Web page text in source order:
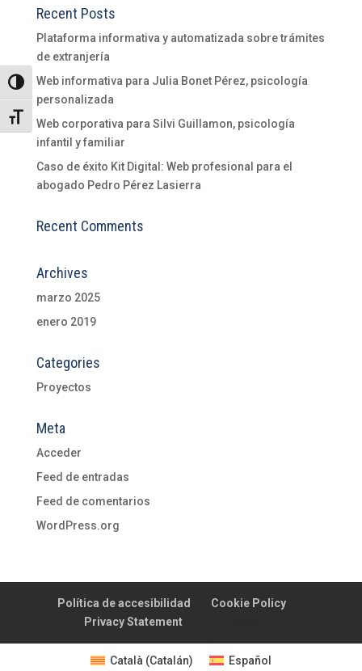
Alternar alto contraste
Alternar tamaño de letra
Recent Posts
Plataforma informativa y automatizada sobre trámites
de extranjería
Web informativa para Julia Bonet Pérez, psicología
personalizada
Web corporativa para Silvi Guillamon, psicología
infantil y familiar
Caso de éxito Kit Digital: Web profesional para el
abogado Pedro Pérez Lasierra
Recent Comments
Archives
marzo 2025
enero 2019
Categories
Proyectos
Meta
Acceder
Feed de entradas
Feed de comentarios
WordPress.org
Política de accesibilidad
Cookie Policy
Privacy Statement
Català (Catalán) Español